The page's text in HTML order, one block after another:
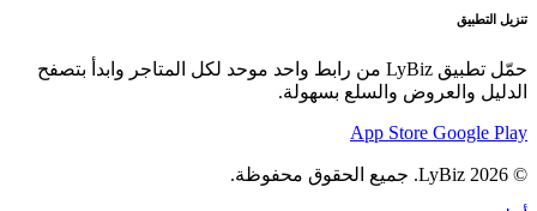
تنزيل التطبيق
حمّل تطبيق LyBiz من رابط واحد موحد لكل المتاجر وابدأ بتصفح
الدليل والعروض والسلع بسهولة.
App Store Google Play
© 2026 LyBiz. جميع الحقوق محفوظة.